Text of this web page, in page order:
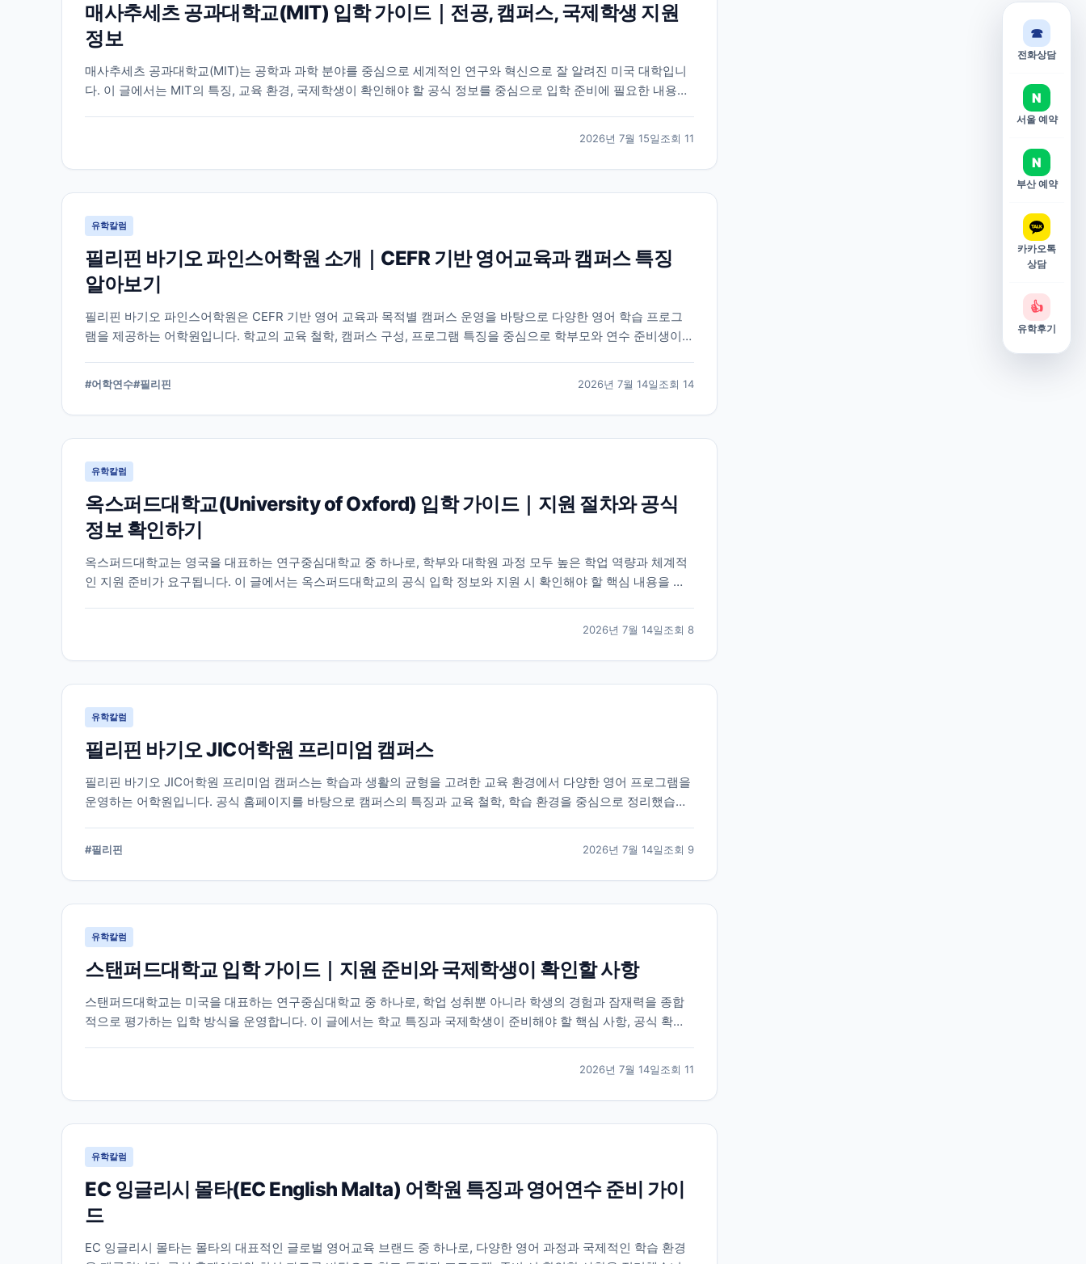
매사추세츠 공과대학교(MIT) 입학 가이드｜전공, 캠퍼스, 국제학생 지원
정보
매사추세츠 공과대학교(MIT)는 공학과 과학 분야를 중심으로 세계적인 연구와 혁신으로 잘 알려진 미국 대학입니
다. 이 글에서는 MIT의 특징, 교육 환경, 국제학생이 확인해야 할 공식 정보를 중심으로 입학 준비에 필요한 내용을
2026년 7월 15일조회 11
유학칼럼
필리핀 바기오 파인스어학원 소개｜CEFR 기반 영어교육과 캠퍼스 특징
알아보기
필리핀 바기오 파인스어학원은 CEFR 기반 영어 교육과 목적별 캠퍼스 운영을 바탕으로 다양한 영어 학습 프로그
램을 제공하는 어학원입니다. 학교의 교육 철학, 캠퍼스 구성, 프로그램 특징을 중심으로 학부모와 연수 준비생이
#어학연수#필리핀 2026년 7월 14일조회 14
유학칼럼
옥스퍼드대학교(University of Oxford) 입학 가이드｜지원 절차와 공식
정보 확인하기
옥스퍼드대학교는 영국을 대표하는 연구중심대학교 중 하나로, 학부와 대학원 과정 모두 높은 학업 역량과 체계적
인 지원 준비가 요구됩니다. 이 글에서는 옥스퍼드대학교의 공식 입학 정보와 지원 시 확인해야 할 핵심 내용을 정
2026년 7월 14일조회 8
유학칼럼
필리핀 바기오 JIC어학원 프리미엄 캠퍼스
필리핀 바기오 JIC어학원 프리미엄 캠퍼스는 학습과 생활의 균형을 고려한 교육 환경에서 다양한 영어 프로그램을
운영하는 어학원입니다. 공식 홈페이지를 바탕으로 캠퍼스의 특징과 교육 철학, 학습 환경을 중심으로 정리했습니
#필리핀 2026년 7월 14일조회 9
유학칼럼
스탠퍼드대학교 입학 가이드｜지원 준비와 국제학생이 확인할 사항
스탠퍼드대학교는 미국을 대표하는 연구중심대학교 중 하나로, 학업 성취뿐 아니라 학생의 경험과 잠재력을 종합
적으로 평가하는 입학 방식을 운영합니다. 이 글에서는 학교 특징과 국제학생이 준비해야 할 핵심 사항, 공식 확인
2026년 7월 14일조회 11
유학칼럼
EC 잉글리시 몰타(EC English Malta) 어학원 특징과 영어연수 준비 가이
드
EC 잉글리시 몰타는 몰타의 대표적인 글로벌 영어교육 브랜드 중 하나로, 다양한 영어 과정과 국제적인 학습 환경
☎
전화상담
N
서울 예약
N
부산 예약
카카오톡
상담
👍
유학후기